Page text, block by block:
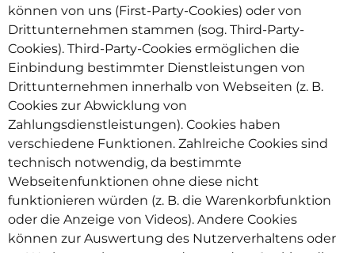
können von uns (First-Party-Cookies) oder von
Drittunternehmen stammen (sog. Third-Party-
Cookies). Third-Party-Cookies ermöglichen die
Einbindung bestimmter Dienstleistungen von
Drittunternehmen innerhalb von Webseiten (z. B.
Cookies zur Abwicklung von
Zahlungsdienstleistungen). Cookies haben
verschiedene Funktionen. Zahlreiche Cookies sind
technisch notwendig, da bestimmte
Webseitenfunktionen ohne diese nicht
funktionieren würden (z. B. die Warenkorbfunktion
oder die Anzeige von Videos). Andere Cookies
können zur Auswertung des Nutzerverhaltens oder